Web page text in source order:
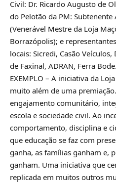
Civil: Dr. Ricardo Augusto de
do Pelotão da PM: Subtenente
(Venerável Mestre da Loja
Borrazópolis); e
locais: Sicredi, Casão
de Faxinal, ADRAN, Ferra Bode.
EXEMPLO – A iniciativa da
muito além de uma
engajamento comunitário,
escola e sociedade civil. Ao
comportamento, disciplina e
que educação se faz com
ganha, as famílias ganham e,
ganham. Uma iniciativa que
replicada em muitos outros